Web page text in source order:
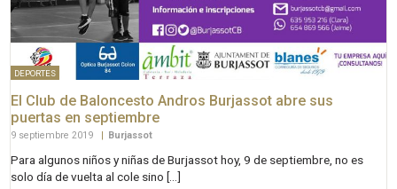
DEPORTES
El Club de Baloncesto Andros Burjassot abre sus
puertas en septiembre
9 septiembre 2019 Burjassot
Para algunos niños y niñas de Burjassot hoy, 9 de septiembre, no es
solo día de vuelta al cole sino […]